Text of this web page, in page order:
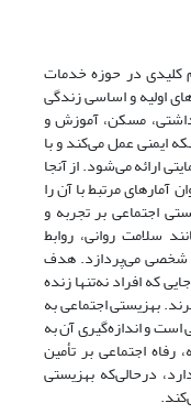
کلیدی در حوزه خدمات
اولیه و اساسی زندگی
مسکن، آموزش و
ایمنی عمل می‌کند و با
ارائه می‌شود. از آنجا
آمارهای مرتبط با آن را
اجتماعی بر تجربه و
سلامت روانی، روابط
شخصی می‌پردازد. هدف
که افراد نه‌تنها زنده
بهزیستی اجتماعی به
است و اندازه‌گیری آن به
اجتماعی بر تأمین
درحالی‌که بهزیستی